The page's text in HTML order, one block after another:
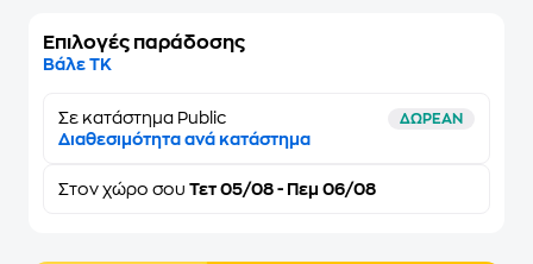
Επιλογές παράδοσης
Βάλε ΤΚ
Σε κατάστημα Public ΔΩΡΕΑΝ
Διαθεσιμότητα ανά κατάστημα
Στον χώρο σου Τετ 05/08 - Πεμ 06/08